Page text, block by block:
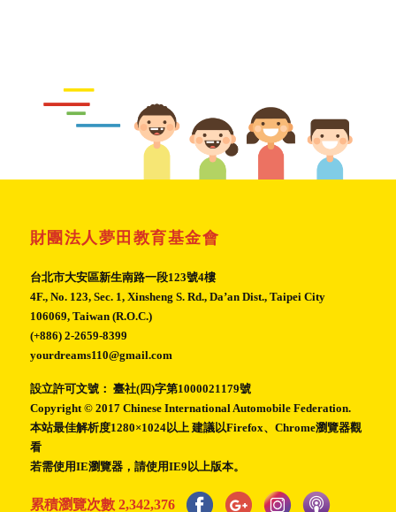
財團法人夢田教育基金會
台北市大安區新生南路一段123號4樓
4F., No. 123, Sec. 1, Xinsheng S. Rd., Da’an Dist., Taipei City
106069, Taiwan (R.O.C.)
(+886) 2-2659-8399
yourdreams110@gmail.com
設立許可文號： 臺社(四)字第1000021179號
Copyright © 2017 Chinese International Automobile Federation.
本站最佳解析度1280×1024以上 建議以Firefox、Chrome瀏覽器觀
看
若需使用IE瀏覽器，請使用IE9以上版本。
累積瀏覽次數 2,342,376